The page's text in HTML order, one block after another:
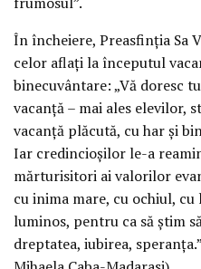
În încheiere, Preasfinția Sa
celor aflați la începutul
binecuvântare: „Vă doresc
vacanță – mai ales elevilor,
vacanță plăcută, cu har și
Iar credincioșilor le-a
mărturisitori ai valorilor
cu inima mare, cu ochiul,
luminos, pentru ca să știm
dreptatea, iubirea,